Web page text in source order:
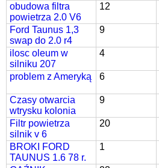
obudowa filtra
powietrza 2.0 V6
12
Ford Taunus 1,3
swap do 2.0 r4
9
ilosc oleum w
silniku 207
4
problem z Ameryką
6
Czasy otwarcia
wtrysku kolonia
9
Filtr powietrza
silnik v 6
20
BROKI FORD
TAUNUS 1.6 78 r.
1